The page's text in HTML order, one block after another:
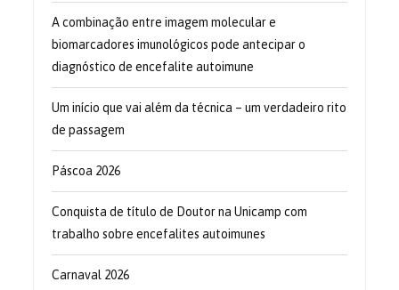
A combinação entre imagem molecular e
biomarcadores imunológicos pode antecipar o
diagnóstico de encefalite autoimune
Um início que vai além da técnica – um verdadeiro rito
de passagem
Páscoa 2026
Conquista de título de Doutor na Unicamp com
trabalho sobre encefalites autoimunes
Carnaval 2026